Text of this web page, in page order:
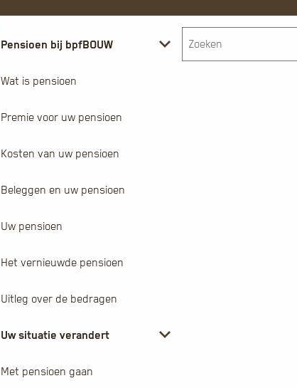
Pensioen bij bpfBOUW
Wat is pensioen
Premie voor uw pensioen
Kosten van uw pensioen
Beleggen en uw pensioen
Uw pensioen
Het vernieuwde pensioen
Uitleg over de bedragen
Uw situatie verandert
Met pensioen gaan